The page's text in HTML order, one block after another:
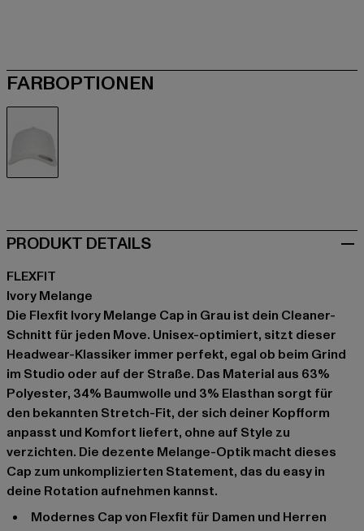
FARBOPTIONEN
PRODUKT DETAILS
FLEXFIT
Ivory Melange
Die Flexfit Ivory Melange Cap in Grau ist dein Cleaner-
Schnitt für jeden Move. Unisex-optimiert, sitzt dieser
Headwear-Klassiker immer perfekt, egal ob beim Grind
im Studio oder auf der Straße. Das Material aus 63%
Polyester, 34% Baumwolle und 3% Elasthan sorgt für
den bekannten Stretch-Fit, der sich deiner Kopfform
anpasst und Komfort liefert, ohne auf Style zu
verzichten. Die dezente Melange-Optik macht dieses
Cap zum unkomplizierten Statement, das du easy in
deine Rotation aufnehmen kannst.
modernes Cap von Flexfit für Damen und Herren